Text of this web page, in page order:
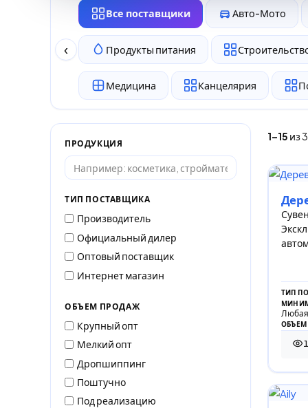
‹
Все поставщики Авто-Мото
Продукты питания
Медицина Канцелярия
ПРОДУКЦИЯ
ТИП ПОСТАВЩИКА
Производитель
Официальный дилер
Оптовый поставщик
Интернет магазин
ОБЪЕМ ПРОДАЖ
Крупный опт
Мелкий опт
Дропшиппинг
Поштучно
Под реализацию
1–15 из
ТИП
Любая
1